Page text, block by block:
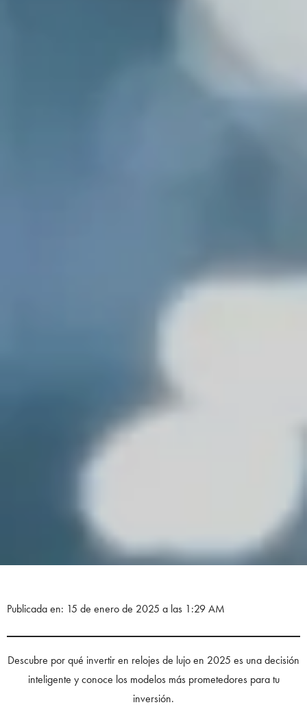
Publicada en: 15 de enero de 2025 a las 1:29 AM
Descubre por qué invertir en relojes de lujo en 2025 es una decisión
inteligente y conoce los modelos más prometedores para tu
inversión.